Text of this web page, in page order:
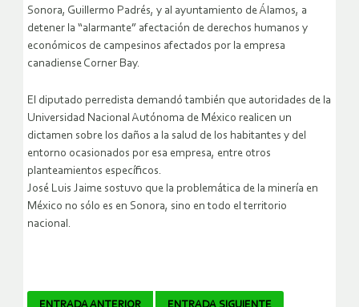
Sonora, Guillermo Padrés, y al ayuntamiento de Álamos, a
detener la “alarmante” afectación de derechos humanos y
económicos de campesinos afectados por la empresa
canadiense Corner Bay.
El diputado perredista demandó también que autoridades de la
Universidad Nacional Autónoma de México realicen un
dictamen sobre los daños a la salud de los habitantes y del
entorno ocasionados por esa empresa, entre otros
planteamientos específicos.
José Luis Jaime sostuvo que la problemática de la minería en
México no sólo es en Sonora, sino en todo el territorio
nacional.